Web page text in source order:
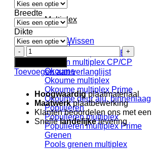
Multiplex
Berken
Berken multiplex B/BB
Berken multiplex CP/CP
Okoume
Okoume multiplex
Okoume multiplex Prime
Okoume deur alu. binnenlaag
Populieren
Populieren multiplex
Populieren multiplex Prime
Grenen
Pools grenen multiplex
Breedte
Dikte
Wissen
Noten
Amerikaans
massief
paneel
doorgaande
lamel
aantal
Toevoegen aan verlanglijst
Hoogwaardigplaatmateriaal
Maatwerkplaatbewerking
Klanten beoordelen ons met een
Snellelandelijkelevering